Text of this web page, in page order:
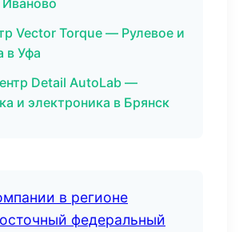
Иваново
Vector Torque — Рулевое и
в Уфа
Detail AutoLab —
и электроника в Брянск
в регионе
федеральный